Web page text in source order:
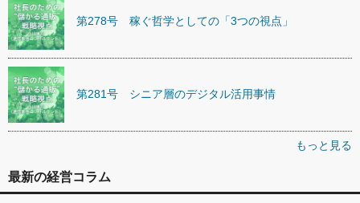
第278号 稼ぐ哲学としての「3つの視点」
第281号 シニア層のデジタル活用事情
もっと見る
最新の経営コラム